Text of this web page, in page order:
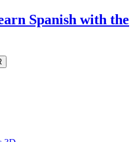
Spanish with the